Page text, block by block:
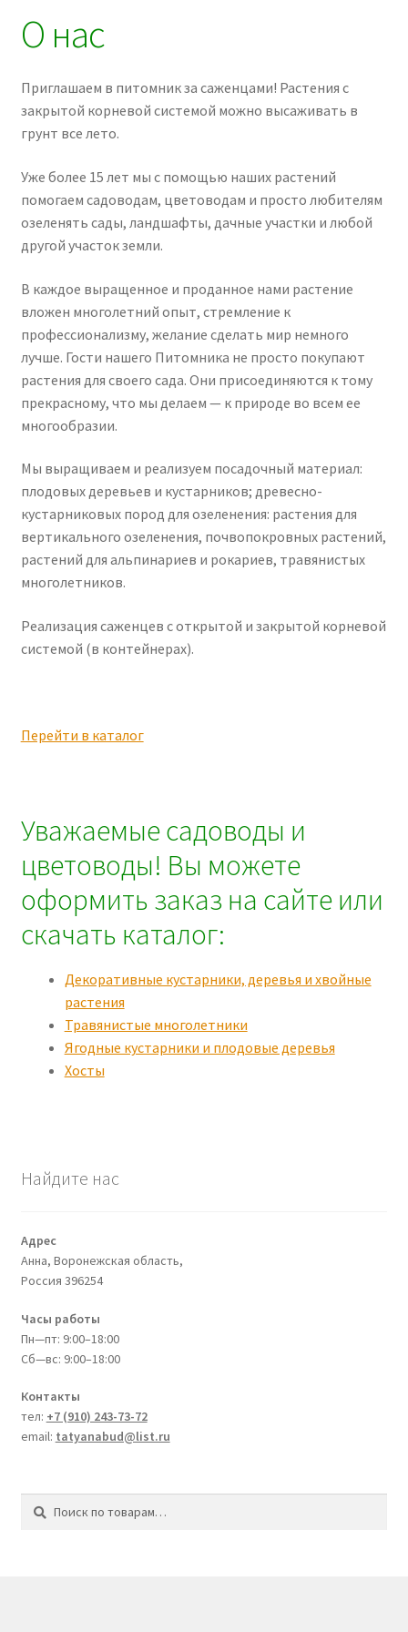
О нас
Приглашаем в питомник за саженцами! Растения с
закрытой корневой системой можно высаживать в
грунт все лето.
Уже более 15 лет мы с помощью наших растений
помогаем садоводам, цветоводам и просто любителям
озеленять сады, ландшафты, дачные участки и любой
другой участок земли.
В каждое выращенное и проданное нами растение
вложен многолетний опыт, стремление к
профессионализму, желание сделать мир немного
лучше. Гости нашего Питомника не просто покупают
растения для своего сада. Они присоединяются к тому
прекрасному, что мы делаем — к природе во всем ее
многообразии.
Мы выращиваем и реализуем посадочный материал:
плодовых деревьев и кустарников; древесно-
кустарниковых пород для озеленения: растения для
вертикального озеленения, почвопокровных растений,
растений для альпинариев и рокариев, травянистых
многолетников.
Реализация саженцев с открытой и закрытой корневой
системой (в контейнерах).
Перейти в каталог
Уважаемые садоводы и
цветоводы! Вы можете
оформить заказ на сайте или
скачать каталог:
Декоративные кустарники, деревья и хвойные
растения
Травянистые многолетники
Ягодные кустарники и плодовые деревья
Хосты
Найдите нас
Адрес
Анна, Воронежская область,
Россия 396254
Часы работы
Пн—пт: 9:00–18:00
Сб—вс: 9:00–18:00
Контакты
тел: +7 (910) 243-73-72
email: tatyanabud@list.ru
Искать:
Поиск